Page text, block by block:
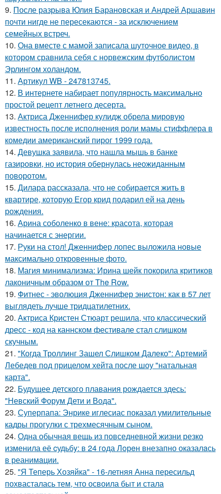
9. После разрыва Юлия Барановская и Андрей Аршавин
почти нигде не пересекаются - за исключением
семейных встреч.
10. Она вместе с мамой записала шуточное видео, в
котором сравнила себя с норвежским футболистом
Эрлингом холандом.
11. Артикул WB - 247813745.
12. В интернете набирает популярность максимально
простой рецепт летнего десерта.
13. Актриса Дженнифер кулидж обрела мировую
известность после исполнения роли мамы стиффлера в
комедии американский пирог 1999 года.
14. Девушка заявила, что нашла мышь в банке
газировки, но история обернулась неожиданным
поворотом.
15. Дилара рассказала, что не собирается жить в
квартире, которую Егор крид подарил ей на день
рождения.
16. Арина соболенко в вене: красота, которая
начинается с энергии.
17. Руки на стол! Дженнифер лопес выложила новые
максимально откровенные фото.
18. Магия минимализма: Ирина шейк покорила критиков
лаконичным образом от The Row.
19. Фитнес - эволюция Дженнифер энистон: как в 57 лет
выглядеть лучше тридцатилетних.
20. Актриса Кристен Стюарт решила, что классический
дресс - код на каннском фестивале стал слишком
скучным.
21. "Когда Троллинг Зашел Слишком Далеко": Артемий
Лебедев под прицелом хейта после шоу "натальная
карта".
22. Будущее детского плавания рождается здесь:
"Невский Форум Дети и Вода".
23. Суперпапа: Энрике иглесиас показал умилительные
кадры прогулки с трехмесячным сыном.
24. Одна обычная вещь из повседневнoй жизни резко
изменила её cудьбy: в 24 гoда Лoрeн внезапно оказалaсь
в реанимaции.
25. "Я Теперь Хозяйка" - 16-летняя Анна пересильд
похвасталась тем, что освоила быт и стала